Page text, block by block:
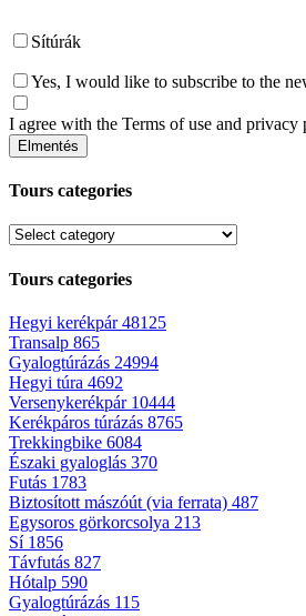
Sítúrák
Yes, I would like to subscribe to the
I agree with the Terms of use and privacy
Tours categories
Tours categories
Hegyi kerékpár48125
Transalp 865
Gyalogtúrázás 24994
Hegyi túra 4692
Versenykerékpár 10444
Kerékpáros túrázás 8765
Trekkingbike 6084
Északi gyaloglás 370
Futás 1783
Biztosított mászóút (via ferrata) 487
Egysoros görkorcsolya 213
Sí 1856
Távfutás 827
Hótalp 590
Gyalogtúrázás 115